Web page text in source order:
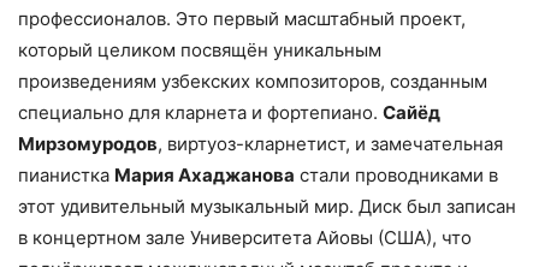
профессионалов. Это первый масштабный проект,
который целиком посвящён уникальным
произведениям узбекских композиторов, созданным
специально для кларнета и фортепиано. Сайёд
Мирзомуродов, виртуоз-кларнетист, и замечательная
пианистка Мария Ахаджанова стали проводниками в
этот удивительный музыкальный мир. Диск был записан
в концертном зале Университета Айовы (США), что